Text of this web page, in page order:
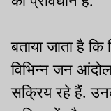
बताया जाता है
विभिन्न जन
सक्रिय रहे हैं.